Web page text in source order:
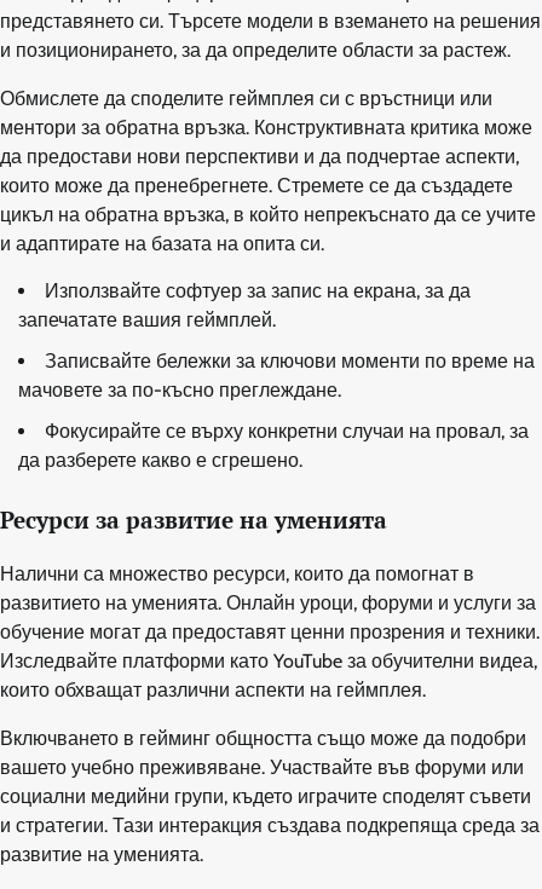
представянето си. Търсете модели в вземането на решения
и позиционирането, за да определите области за растеж.
Обмислете да споделите геймплея си с връстници или
ментори за обратна връзка. Конструктивната критика може
да предостави нови перспективи и да подчертае аспекти,
които може да пренебрегнете. Стремете се да създадете
цикъл на обратна връзка, в който непрекъснато да се учите
и адаптирате на базата на опита си.
Използвайте софтуер за запис на екрана, за да
запечатате вашия геймплей.
Записвайте бележки за ключови моменти по време на
мачовете за по-късно преглеждане.
Фокусирайте се върху конкретни случаи на провал, за
да разберете какво е сгрешено.
Ресурси за развитие на уменията
Налични са множество ресурси, които да помогнат в
развитието на уменията. Онлайн уроци, форуми и услуги за
обучение могат да предоставят ценни прозрения и техники.
Изследвайте платформи като YouTube за обучителни видеа,
които обхващат различни аспекти на геймплея.
Включването в гейминг общността също може да подобри
вашето учебно преживяване. Участвайте във форуми или
социални медийни групи, където играчите споделят съвети
и стратегии. Тази интеракция създава подкрепяща среда за
развитие на уменията.